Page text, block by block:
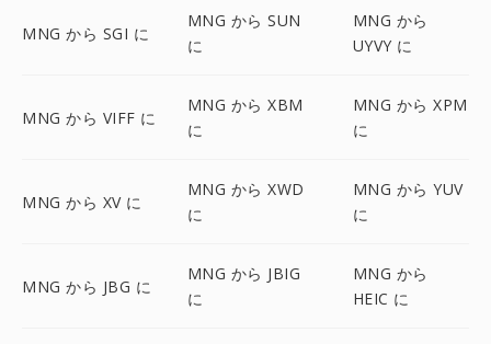
MNG から SGI に
MNG から SUN
に
MNG から
UYVY に
MNG から VIFF に
MNG から XBM
に
MNG から XPM
に
MNG から XV に
MNG から XWD
に
MNG から YUV
に
MNG から JBG に
MNG から JBIG
に
MNG から
HEIC に